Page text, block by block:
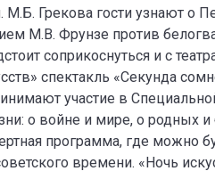
Грекова гости узнают о
М.В. Фрунзе против
соприкоснуться и с
спектакль «Секунда
участие в
о войне и мире, о родных
программа, где можно
времени. «Ночь